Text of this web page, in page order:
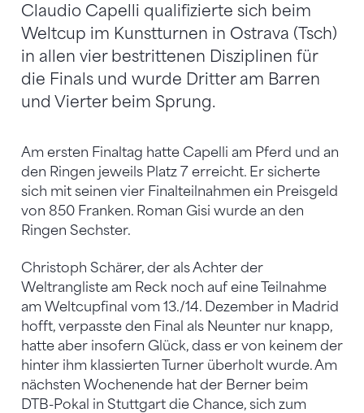
Claudio Capelli qualifizierte sich beim
Weltcup im Kunstturnen in Ostrava (Tsch)
in allen vier bestrittenen Disziplinen für
die Finals und wurde Dritter am Barren
und Vierter beim Sprung.
Am ersten Finaltag hatte Capelli am Pferd und an
den Ringen jeweils Platz 7 erreicht. Er sicherte
sich mit seinen vier Finalteilnahmen ein Preisgeld
von 850 Franken. Roman Gisi wurde an den
Ringen Sechster.
Christoph Schärer, der als Achter der
Weltrangliste am Reck noch auf eine Teilnahme
am Weltcupfinal vom 13./14. Dezember in Madrid
hofft, verpasste den Final als Neunter nur knapp,
hatte aber insofern Glück, dass er von keinem der
hinter ihm klassierten Turner überholt wurde. Am
nächsten Wochenende hat der Berner beim
DTB-Pokal in Stuttgart die Chance, sich zum